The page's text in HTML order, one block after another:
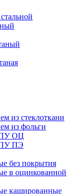
из стеклоткани
из фольги
ОЦ
ПЭ
без покрытия
в оцинкованной
кашированные